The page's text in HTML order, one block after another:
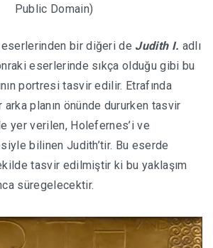
Public Domain)
bir diğeri de Judith I. adlı
eserlerinde sıkça olduğu gibi bu
portresi tasvir edilir. Etrafında
planın önünde dururken tasvir
yer verilen, Holefernes’i ve
bilinen Judith’tir. Bu eserde
tasvir edilmiştir ki bu yaklaşım
süregelecektir.